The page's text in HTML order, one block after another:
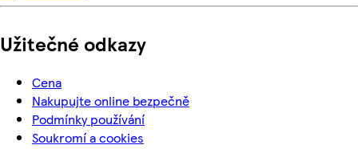
Užitečné odkazy
Cena
Nakupujte online bezpečně
Podmínky používání
Soukromí a cookies